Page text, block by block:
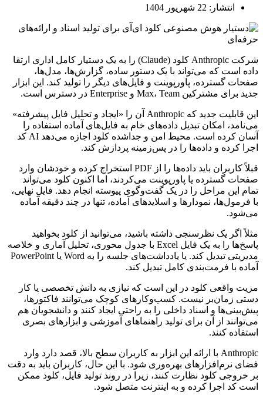
انتشار: 22 شهریور 1404
شرکت Anthropic کلود (Claude) را به یک دستیار کامل اداری ارتقا
داده است که می‌تواند با یک دستور ساده، گزارش‌ها، مدل‌ها،
صفحات گسترده، پاورپوینت و فایل‌های دیگر را تولید کند. این ابزار
جدید برای مشترکین Max، Team و Enterprise در دسترس است.
این قابلیت جدید که Anthropic آن را «ایجاد و تحلیل فایل پیشرفته»
می‌نامد، امکان تبدیل داده‌های خام به فایل‌های آماده استفاده را
آسان کرده است. محیط امن و جداشده کلود اجازه می‌دهد AI کد
اجرا کرده و داده‌ها را در پس‌زمینه پردازش کند.
قبلاً کاربران باید داده‌ها را از PDF استخراج کرده و خودشان وارد
صفحات گسترده یا پاورپوینت می‌کردند، اما اکنون کلود می‌تواند
تمام این مراحل را در یک گفت‌وگوی پیوسته انجام دهد. فایل نهایی،
با فرمول‌ها، نمودارها و اسلایدهای آماده، تنها در چند دقیقه آماده
می‌شود.
مثلاً اگر یک نظرسنجی داشته باشید، می‌توانید از کلود بخواهید
پاسخ‌ها را به یک فایل Excel با جدول محوری، تحلیل آماری و خلاصه
مدیریتی تبدیل کند. یا یادداشت‌های جلسه را به Word یا PowerPoint
آماده با فرمت‌بندی کامل تبدیل کند.
مزیت واقعی کلود در این است که نیازی به دانش تخصصی یا کار
دستی زمان‌بر نیست. کسب‌وکارهای کوچک می‌توانند فاکتورها،
پیش‌بینی‌ها و اسناد داخلی را به راحتی ایجاد کنند و دانشجویان هم
می‌توانند از آن برای تولید راهنماهای آموزشی و ابزارهای بصری
استفاده کنند.
Anthropic با ارائه این ابزار به کاربران سطح بالا، قصد دارد وارد
فضای نرم‌افزارهای بهره‌وری شود. با این حال، کاربران باید به دقت
بر خروجی کلود نظارت کنند، زیرا در روند تولید فایل، کلود ممکن
است کد اجرا کرده و به اینترنت متصل شود.